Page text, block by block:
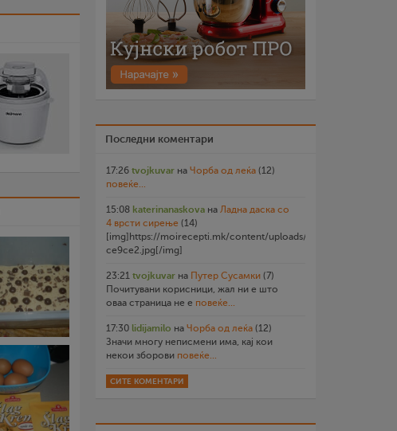
Последни коментари
17:26 tvojkuvar на Чорба од леќа (12)
повеќе...
15:08 katerinanaskova на Ладна даска со
4 врсти сирење (14)
[img]https://moirecepti.mk/content/uploads/2026/07/
ce9ce2.jpg[/img]
23:21 tvojkuvar на Путер Сусамки (7)
Почитувани корисници, жал ни е што
оваа страница не е повеќе...
17:30 lidijamilo на Чорба од леќа (12)
Значи многу неписмени има, кај кои
некои зборови повеќе...
СИТЕ КОМЕНТАРИ